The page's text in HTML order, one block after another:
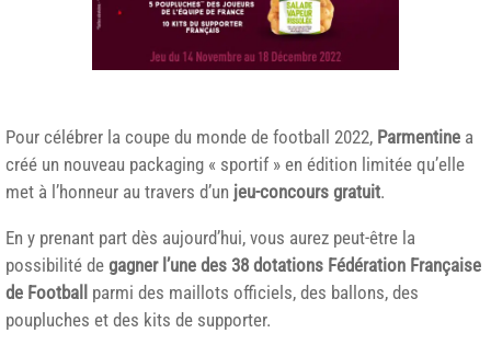
Pour célébrer la coupe du monde de football 2022, Parmentine a
créé un nouveau packaging « sportif » en édition limitée qu’elle
met à l’honneur au travers d’un jeu-concours gratuit.
En y prenant part dès aujourd’hui, vous aurez peut-être la
possibilité de gagner l’une des 38 dotations Fédération Française
de Football parmi des maillots officiels, des ballons, des
poupluches et des kits de supporter.